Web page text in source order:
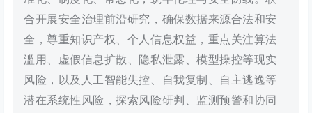
合开展安全治理前沿研究，确保数据来源合法和安
全，尊重知识产权、个人信息权益，重点关注算法
滥用、虚假信息扩散、隐私泄露、模型操控等现实
风险，以及人工智能失控、自我复制、自主逃逸等
潜在系统性风险，探索风险研判、监测预警和协同